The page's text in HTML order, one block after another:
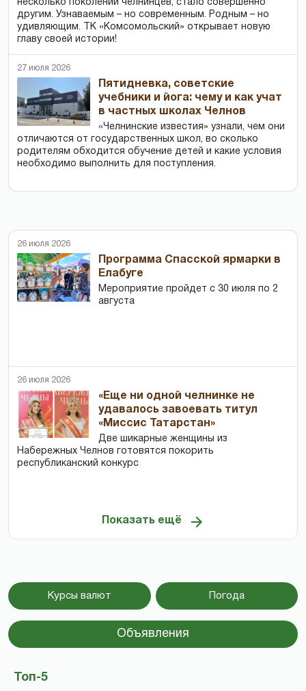
несколько поколений челнинцев, стало совершенно
другим. Узнаваемым – но современным. Родным – но
удивляющим. ТК «Комсомольский» открывает новую
главу своей истории!
27 июля 2026
Пятидневка, советские
учебники и йога: чему и как учат
в частных школах Челнов
«Челнинские известия» узнали, чем они
отличаются от государственных школ, во сколько
родителям обходится обучение детей и какие условия
необходимо выполнить для поступления.
26 июля 2026
Программа Спасской ярмарки в
Елабуге
Мероприятие пройдет с 30 июля по 2
августа
26 июля 2026
«Еще ни одной челнинке не
удавалось завоевать титул
«Миссис Татарстан»
Две шикарные женщины из
Набережных Челнов готовятся покорить
республиканский конкурс
Показать ещё
Курсы валют Погода
Объявления
Топ-5